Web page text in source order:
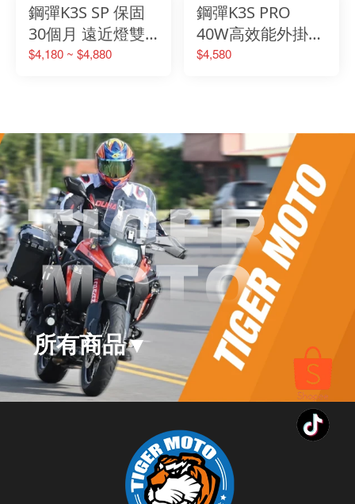
線
鋼彈K3S SP 保固
30個月 遠近燈雙
色切換 套裝組合
$4,180 ~ $4,880
鋼彈K3S PRO
40W高效能外掛式
霧燈 全國唯一四
利保固一年
$4,580
所有商品▾